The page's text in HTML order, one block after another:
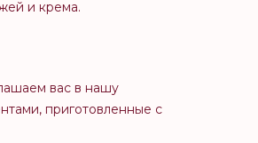
и крема.
вас в нашу
приготовленные с